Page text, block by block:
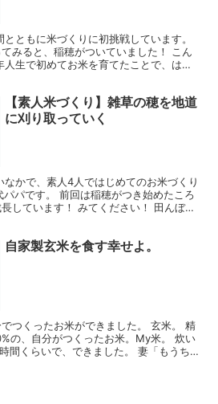
ともに米づくりに初挑戦しています。
みると、稲穂がついていました！ こん
生で初めてお米を育てたことで、はじ
【素人米づくり】雑草の穂を地道
に刈り取っていく
かで、素人4人ではじめてのお米づくり
パです。 前回は稲穂がつき始めたころ
しています！ みてください！ 田んぼ一
自家製玄米を食す幸せよ。
つくったお米ができました。 玄米。 精
の、自分がつくったお米。My米。 炊い
間くらいで、できました。 妻「もうち